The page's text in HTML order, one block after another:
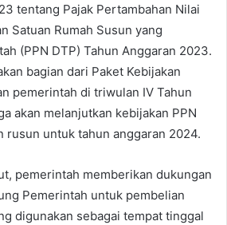
tentang Pajak Pertambahan Nilai
Satuan Rumah Susun yang
(PPN DTP) Tahun Anggaran 2023.
bagian dari Paket Kebijakan
pemerintah di triwulan IV Tahun
akan melanjutkan kebijakan PPN
rusun untuk tahun anggaran 2024.
pemerintah memberikan dukungan
Pemerintah untuk pembelian
digunakan sebagai tempat tinggal